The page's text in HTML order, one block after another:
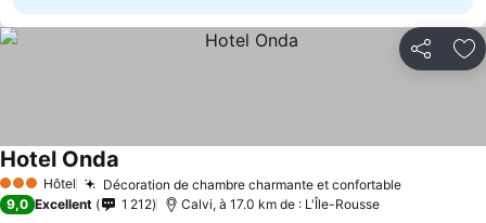
Partager
3 ÉtoilesHôtel Décoration de chambre charmante et confortable
Hotel Onda
9,0 Excellent 1 212 Calvi, à 17.0 km de : L'Île-Rousse